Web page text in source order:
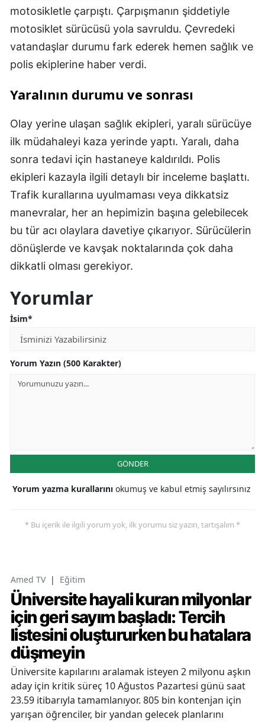
motosikletle çarpıştı. Çarpışmanın şiddetiyle
motosiklet sürücüsü yola savruldu. Çevredeki
vatandaşlar durumu fark ederek hemen sağlık ve
polis ekiplerine haber verdi.
Yaralının durumu ve sonrası
Olay yerine ulaşan sağlık ekipleri, yaralı sürücüye
ilk müdahaleyi kaza yerinde yaptı. Yaralı, daha
sonra tedavi için hastaneye kaldırıldı. Polis
ekipleri kazayla ilgili detaylı bir inceleme başlattı.
Trafik kurallarına uyulmaması veya dikkatsiz
manevralar, her an hepimizin başına gelebilecek
bu tür acı olaylara davetiye çıkarıyor. Sürücülerin
dönüşlerde ve kavşak noktalarında çok daha
dikkatli olması gerekiyor.
Yorumlar
İsim*
Yorum Yazın (500 Karakter)
GÖNDER
Yorum yazma kurallarını okumuş ve kabul etmiş sayılırsınız
* Bu içerik ile ilgili yorum yok, ilk yorumu siz yazın, tartışalım *
Amed TV | Eğitim
Üniversite hayali kuran milyonlar
için geri sayım başladı: Tercih
listesini oluştururken bu hatalara
düşmeyin
Üniversite kapılarını aralamak isteyen 2 milyonu aşkın
aday için kritik süreç 10 Ağustos Pazartesi günü saat
23.59 itibarıyla tamamlanıyor. 805 bin kontenjan için
yarışan öğrenciler, bir yandan gelecek planlarını